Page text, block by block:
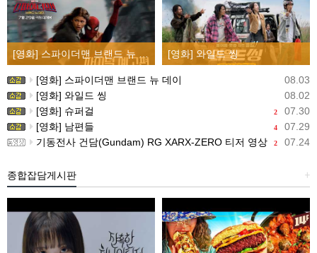
[영화] 와일드 씽
08.03
[영화] 스파이더맨 브랜드 뉴 데이
08.02
[영화] 와일드 씽
2 07.30
[영화] 슈퍼걸
4 07.29
[영화] 남편들
2 07.24
기동전사 건담(Gundam) RG XARX-ZERO 티저 영상
+
종합잡담게시판